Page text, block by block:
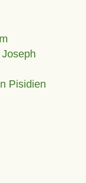
Pisidien